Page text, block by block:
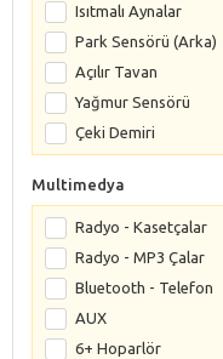
Isıtmalı Aynalar
Park Sensörü (Arka)
Açılır Tavan
Yağmur Sensörü
Çeki Demiri
Multimedya
Radyo - Kasetçalar
Radyo - MP3 Çalar
Bluetooth - Telefon
AUX
6+ Hoparlör